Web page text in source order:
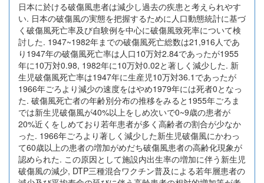
日本に於ける破傷風患者は減少し過去の疾患と考えられやす
い. 日本の破傷風の実態を把握するために人口動態統計に基づ
く破傷風死亡率及び自験例を中心に破傷風致死率について検
討した. 1947~1982年までの破傷風死亡総数は21,916人であ
り1947年の破傷風死亡率は人口10万対2.84であったが1955
年に10万対0.98, 1982年に10万対0.02と著しく減少した. 新
生児破傷風死亡率は1947年に生産児10万対36.1であったが
1966年ごろより減少の速度をはやめ1979年には死者0となっ
た. 破傷風死亡者の年齢別分布の推移をみると1955年ごろま
では新生児破傷風が40%以上をしめ次いで0~9歳の患者が
20%近くをしめており若年患者が多く高齢者の割合が少なか
った. 1966年ごろより著しく減少した新生児破傷風にかわっ
て60歳以上の患者の増加がめだち破傷風患者の高齢化現象が
認められた. この原因として施設内出生率の増加に伴う新生児
破傷風の減少, DTP三種混合ワクチン普及による若年層患者の